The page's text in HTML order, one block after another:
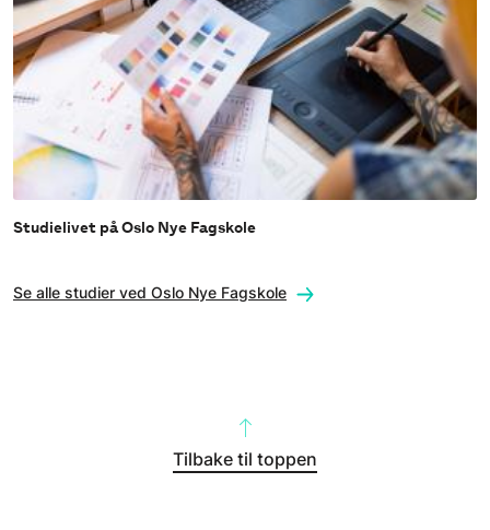
Studielivet på Oslo Nye Fagskole
Se alle studier ved Oslo Nye Fagskole
Tilbake til toppen